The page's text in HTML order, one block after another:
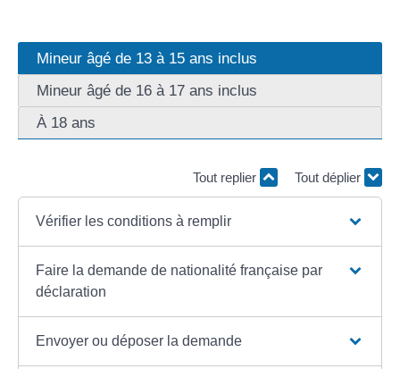
Mineur âgé de 13 à 15 ans inclus
Mineur âgé de 16 à 17 ans inclus
À 18 ans
Tout replier Tout déplier
Vérifier les conditions à remplir
Faire la demande de nationalité française par
déclaration
Envoyer ou déposer la demande